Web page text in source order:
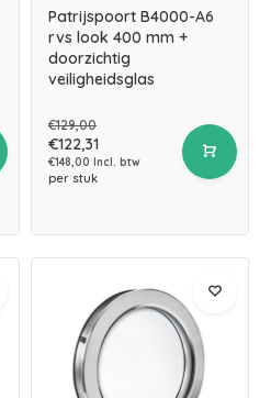
Patrijspoort B4000-A6
rvs look 400 mm +
doorzichtig
veiligheidsglas
€129,00
€122,31
€148,00 Incl. btw
per stuk